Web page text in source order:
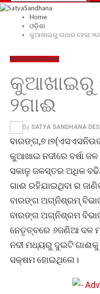
Home
ଓଡ଼ିଶା
କୁଆଖାଇରୁ ଉଧାର ହେଲା
ଓଡ଼ିଶାଜିଲ୍ଲାମହାନଗର
କୁଆଖାଇରୁ
୨ଗାଈ
By SATYA SANDHANA
କୁଆଖାଇ ନଦୀରେ ବର୍ଷା
ସକାଳୁ ଜଳସ୍ତର ଅଧିକ
ଗାଈ ରହିଯାଇଥିବା ର
ବାରଙ୍ଗ ଅଗ୍ନିଶ୍ରମ୍
ବାରଙ୍ଗ ଅଗ୍ନିଶ୍ରମ
ନେତୃତ୍ବରେ ୬ଜଣିଆ ଦଳ
ନଦୀ ମଧ୍ୟରୁ ଦୁଇଟି
ସକ୍ଷମ ହୋଇଥିଲେ।